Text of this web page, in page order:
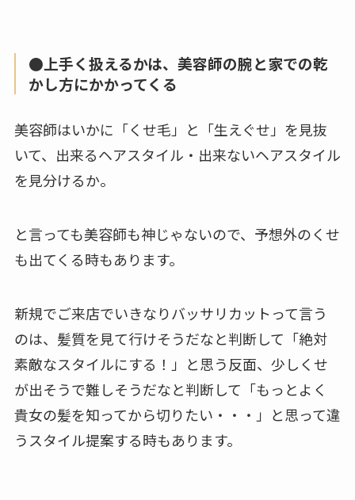
●上手く扱えるかは、美容師の腕と家での乾
かし方にかかってくる
美容師はいかに「くせ毛」と「生えぐせ」を見抜
いて、出来るヘアスタイル・出来ないヘアスタイル
を見分けるか。
と言っても美容師も神じゃないので、予想外のくせ
も出てくる時もあります。
新規でご来店でいきなりバッサリカットって言う
のは、髪質を見て行けそうだなと判断して「絶対
素敵なスタイルにする！」と思う反面、少しくせ
が出そうで難しそうだなと判断して「もっとよく
貴女の髪を知ってから切りたい・・・」と思って違
うスタイル提案する時もあります。